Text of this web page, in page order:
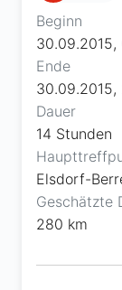
Beginn
Ende
Dauer
14 Stunden
Elsdorf-
Geschätzte
280 km